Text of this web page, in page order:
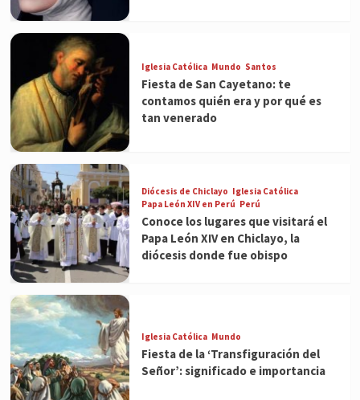
Iglesia Católica Mundo Santos
Fiesta de San Cayetano: te
contamos quién era y por qué es
tan venerado
Diócesis de Chiclayo Iglesia Católica
Papa León XIV en Perú Perú
Conoce los lugares que visitará el
Papa León XIV en Chiclayo, la
diócesis donde fue obispo
Iglesia Católica Mundo
Fiesta de la ‘Transfiguración del
Señor’: significado e importancia